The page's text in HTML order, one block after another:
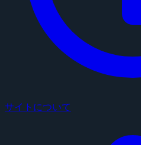
サイトについて